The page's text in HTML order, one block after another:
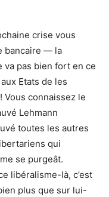
crise vous
bancaire — la
va pas bien fort en ce
Etats de les
Vous connaissez le
Lehmann
toutes les autres
qui
se purgeât.
libéralisme-là, c’est
plus que sur lui-